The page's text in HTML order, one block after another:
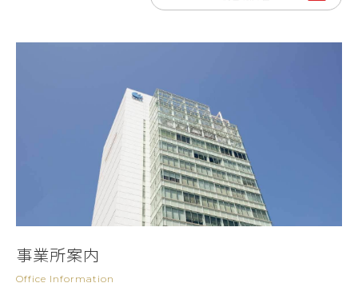
事業所案内
Office Information